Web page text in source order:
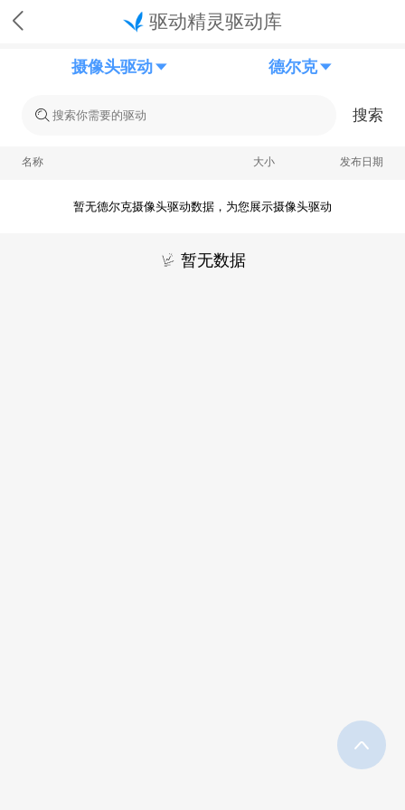
驱动精灵驱动库
摄像头驱动 德尔克
搜索
名称 大小 发布日期
暂无德尔克摄像头驱动数据，为您展示摄像头驱动
暂无数据